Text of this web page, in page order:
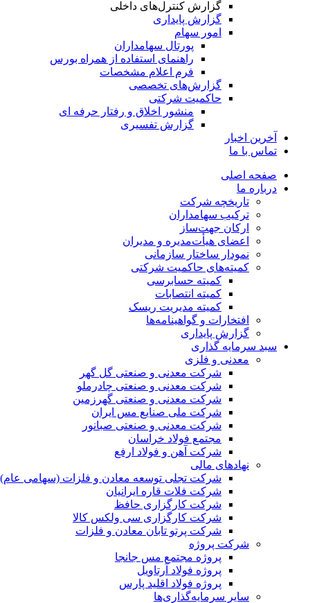
گزارش کنترل‌های داخلی
گزارش پایداری
امور سهام
پورتال سهامداران
راهنمای استفاده از همراه بورس
فرم اعلام مشخصات
گزارش‌های تخصصی
حاکمیت شرکتی
منشور اخلاق و رفتار حرفه­ ای
گزارش تفسیری
آخرین اخبار
تماس با ما
صفحه اصلی
درباره ما
تاریخچه شرکت
ترکیب سهامداران
ارکان جهت‌ساز
اعضای هیأت‌مدیره و مدیران
نمودار ساختار سازمانی
کمیته‌های حاکمیت شرکتی
کمیته حسابرسی
کمیته انتصابات
کمیته مدیریت ریسک
افتخارات و گواهینامه‌ها
گزارش پایداری
سبد سرمایه گذاری
معدنی و فلزی
شرکت معدنی و صنعتی گل گهر
شرکت معدنی و صنعتی چادرملو
شرکت معدنی و صنعتی گهرزمین
شرکت ملی صنایع مس ایران
شرکت معدنی و صنعتی صبانور
مجتمع فولاد خراسان
شرکت آهن و فولاد ارفع
نهادهای مالی
شرکت تجلی توسعه معادن و فلزات (سهامی عام)
شرکت فلات قاره ایرانیان
شرکت کارگزاری حافظ
شرکت کارگزاری سی ولکس کالا
شرکت پرتو تابان معادن و فلزات
شرکت پروژه
پروژه مجتمع مس جانجا
پروژه فولاد آرتاویل
پروژه فولاد اقلید پارس
سایر سرمایه‌گذاری‌ها